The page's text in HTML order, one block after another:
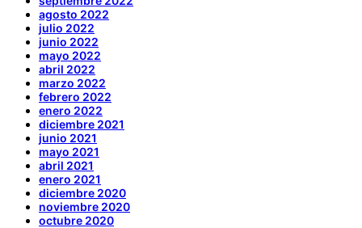
agosto 2022
julio 2022
junio 2022
mayo 2022
abril 2022
marzo 2022
febrero 2022
enero 2022
diciembre 2021
junio 2021
mayo 2021
abril 2021
enero 2021
diciembre 2020
noviembre 2020
octubre 2020